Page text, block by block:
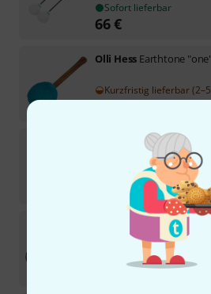
Sofort lieferbar
66€
Olli Hess Earthtone
Kurzfristig lieferbar
96€
PGM-S186-be,
9
Sofort lieferbar
SEGOM5S Gong
Sofort lieferbar